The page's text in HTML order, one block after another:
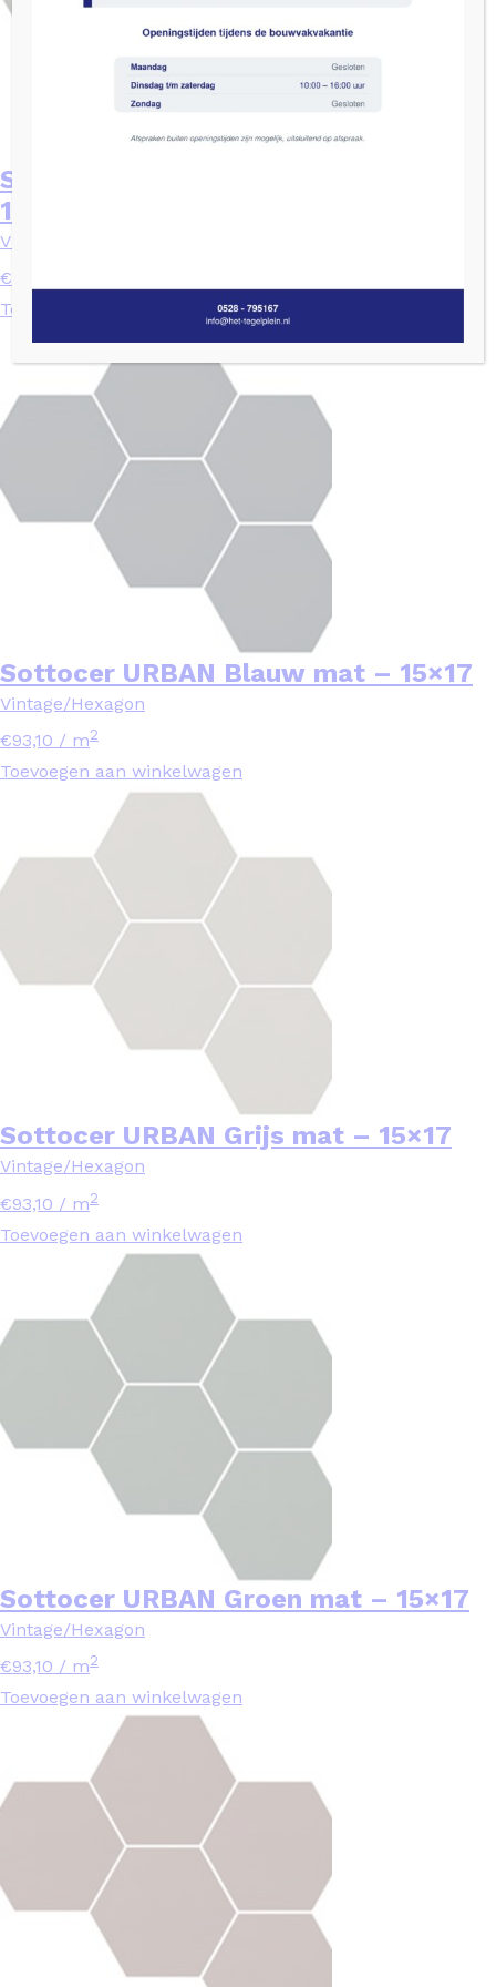
Sottocer URBAN Antraciet mat –
15×17
Vintage/Hexagon
€
Toevoegen aan winkelwagen
Sottocer URBAN Blauw mat – 15×17
Vintage/Hexagon
€93,10 / m2
Toevoegen aan winkelwagen
Sottocer URBAN Grijs mat – 15×17
Vintage/Hexagon
€93,10 / m2
Toevoegen aan winkelwagen
Sottocer URBAN Groen mat – 15×17
Vintage/Hexagon
€93,10 / m2
Toevoegen aan winkelwagen